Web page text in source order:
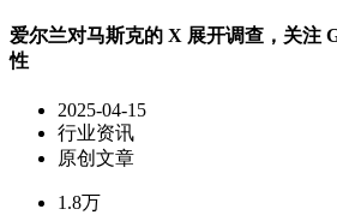
爱尔兰对马斯克的 X 展开调查，关注
性
2025-04-15
行业资讯
原创文章
1.8万